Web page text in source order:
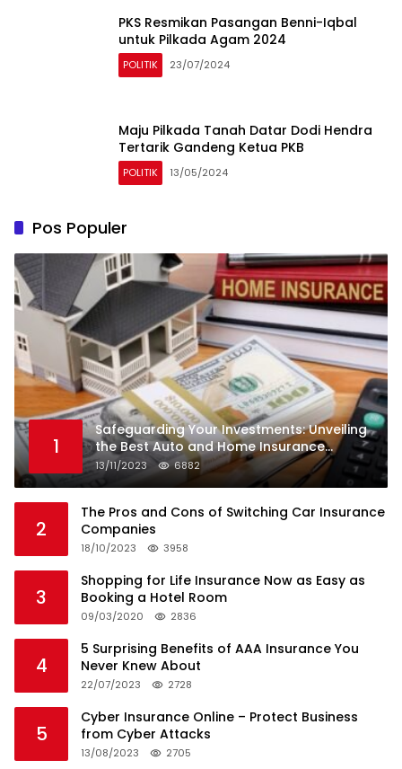
PKS Resmikan Pasangan Benni-Iqbal
untuk Pilkada Agam 2024
POLITIK 23/07/2024
Maju Pilkada Tanah Datar Dodi Hendra
Tertarik Gandeng Ketua PKB
POLITIK 13/05/2024
Pos Populer
1
Safeguarding Your Investments: Unveiling
the Best Auto and Home Insurance
Companies
13/11/2023 6882
2
The Pros and Cons of Switching Car Insurance
Companies
18/10/2023 3958
3
Shopping for Life Insurance Now as Easy as
Booking a Hotel Room
09/03/2020 2836
4
5 Surprising Benefits of AAA Insurance You
Never Knew About
22/07/2023 2728
5
Cyber Insurance Online – Protect Business
from Cyber Attacks
13/08/2023 2705